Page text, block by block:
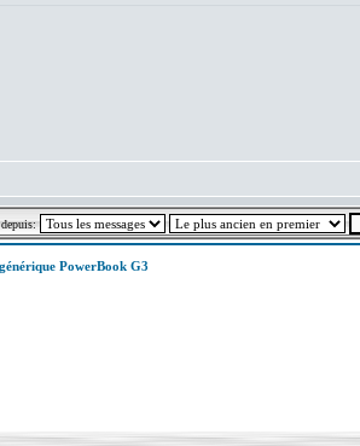
depuis:
PowerBook G3